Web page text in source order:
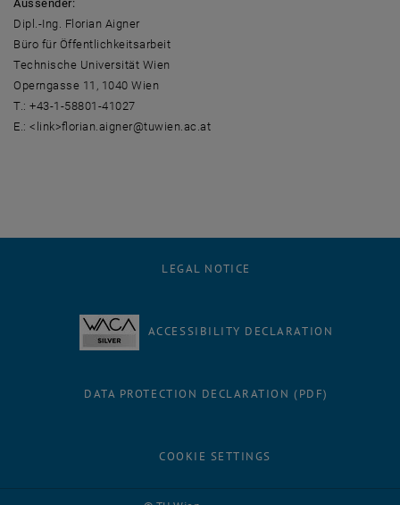
Aussender:
Dipl.-Ing. Florian Aigner
Büro für Öffentlichkeitsarbeit
Technische Universität Wien
Operngasse 11, 1040 Wien
T.: +43-1-58801-41027
E.: <link>florian.aigner@tuwien.ac.at
LEGAL NOTICE
ACCESSIBILITY DECLARATION
DATA PROTECTION DECLARATION (PDF)
COOKIE SETTINGS